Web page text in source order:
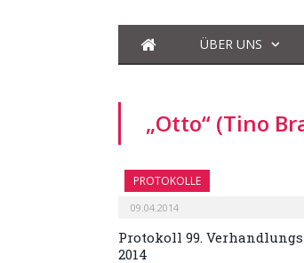
ÜBER UNS
„Otto“ (Tino
PROTOKOLLE
09.04.2014
Protokoll 99.
2014